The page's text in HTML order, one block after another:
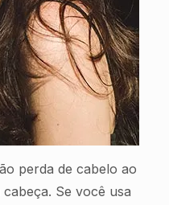
perda de cabelo ao
Se você usa